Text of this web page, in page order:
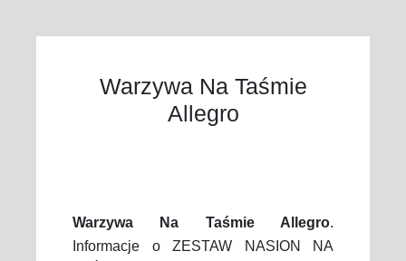
Warzywa Na Taśmie
Allegro
Warzywa Na Taśmie Allegro.
Informacje o ZESTAW NASION NA